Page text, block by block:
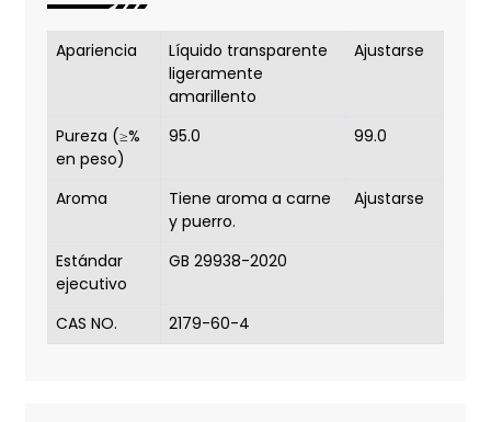
Apariencia
Líquido transparente
ligeramente
amarillento
Ajustarse
Pureza (≥%
en peso)
95.0 99.0
Aroma
Tiene aroma a carne
y puerro.
Ajustarse
Estándar
ejecutivo
GB 29938-2020
CAS NO. 2179-60-4